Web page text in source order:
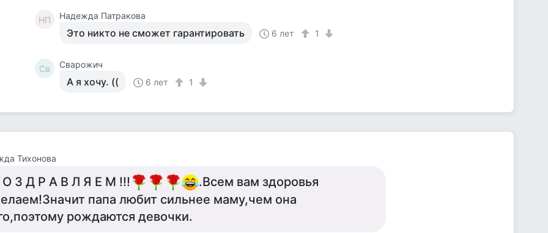
НП Надежда Патракова
Это никто не сможет гарантировать 6 лет 1
Св Сварожич
А я хочу. (( 6 лет 1
Тихонова
З Д Р А В Л Я Е М !!!
.Всем вам здоровья
папа любит сильнее маму,чем она
рождаются девочки.